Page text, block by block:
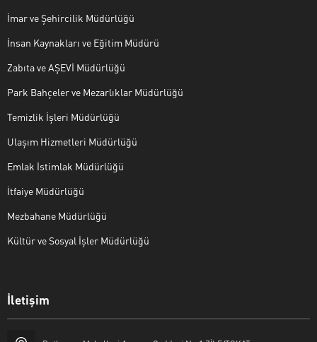
İmar ve Şehircilik Müdürlüğü
İnsan Kaynakları ve Eğitim Müdürü
Zabıta ve AŞEVİ Müdürlüğü
Park Bahçeler ve Mezarlıklar Müdürlüğü
Temizlik İşleri Müdürlüğü
Ulaşım Hizmetleri Müdürlüğü
Emlak İstimlak Müdürlüğü
İtfaiye Müdürlüğü
Mezbahane Müdürlüğü
Kültür ve Sosyal İşler Müdürlüğü
İletişim